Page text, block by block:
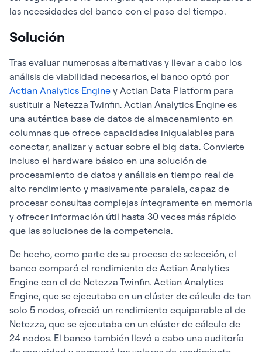
las necesidades del banco con el paso del tiempo.
Solución
Tras evaluar numerosas alternativas y llevar a cabo los
análisis de viabilidad necesarios, el banco optó por
Actian Analytics Engine y Actian Data Platform para
sustituir a Netezza Twinfin. Actian Analytics Engine es
una auténtica base de datos de almacenamiento en
columnas que ofrece capacidades inigualables para
conectar, analizar y actuar sobre el big data. Convierte
incluso el hardware básico en una solución de
procesamiento de datos y análisis en tiempo real de
alto rendimiento y masivamente paralela, capaz de
procesar consultas complejas íntegramente en memoria
y ofrecer información útil hasta 30 veces más rápido
que las soluciones de la competencia.
De hecho, como parte de su proceso de selección, el
banco comparó el rendimiento de Actian Analytics
Engine con el de Netezza Twinfin. Actian Analytics
Engine, que se ejecutaba en un clúster de cálculo de tan
solo 5 nodos, ofreció un rendimiento equiparable al de
Netezza, que se ejecutaba en un clúster de cálculo de
24 nodos. El banco también llevó a cabo una auditoría